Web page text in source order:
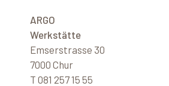
ARGO
Werkstätte
Emserstrasse 30
7000 Chur
T 081 257 15 55